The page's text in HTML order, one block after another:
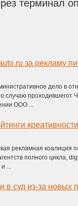
терминал
за рекламу
дело в
случаю
ООО ...
рекламная коалиция
полного цикла,
и ...
в суд из-за новых